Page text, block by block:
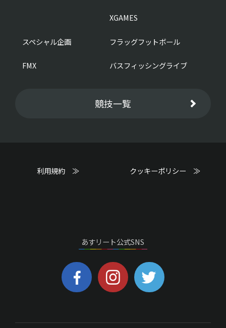
XGAMES
スペシャル企画 フラッグフットボール
FMX バスフィッシングライブ
競技一覧
利用規約 ≫ クッキーポリシー ≫
あすリート公式SNS